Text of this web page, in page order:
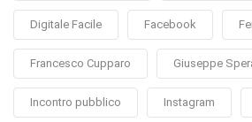
Digitale Facile Facebook
Francesco Cupparo Giuseppe
Incontro pubblico Instagram